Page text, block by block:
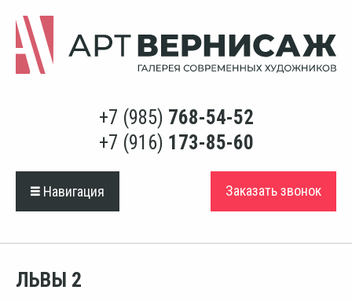
+7 (985) 768-54-52
+7 (916) 173-85-60
Навигация Заказать звонок
ЛЬВЫ 2